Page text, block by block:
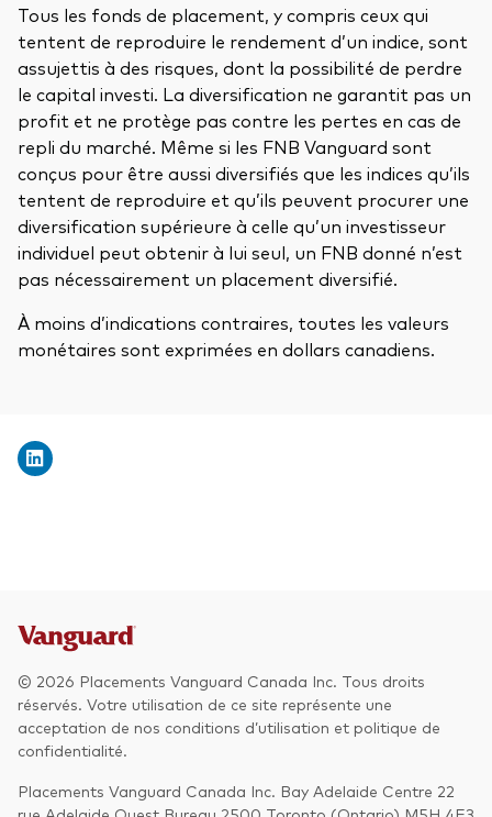
Tous les fonds de placement, y compris ceux qui
tentent de reproduire le rendement d’un indice, sont
assujettis à des risques, dont la possibilité de perdre
le capital investi. La diversification ne garantit pas un
profit et ne protège pas contre les pertes en cas de
repli du marché. Même si les FNB Vanguard sont
conçus pour être aussi diversifiés que les indices qu’ils
tentent de reproduire et qu’ils peuvent procurer une
diversification supérieure à celle qu’un investisseur
individuel peut obtenir à lui seul, un FNB donné n’est
pas nécessairement un placement diversifié.
À moins d’indications contraires, toutes les valeurs
monétaires sont exprimées en dollars canadiens.
© 2026 Placements Vanguard Canada Inc. Tous droits
réservés. Votre utilisation de ce site représente une
acceptation de nos conditions d’utilisation et politique de
confidentialité.
Placements Vanguard Canada Inc. Bay Adelaide Centre 22